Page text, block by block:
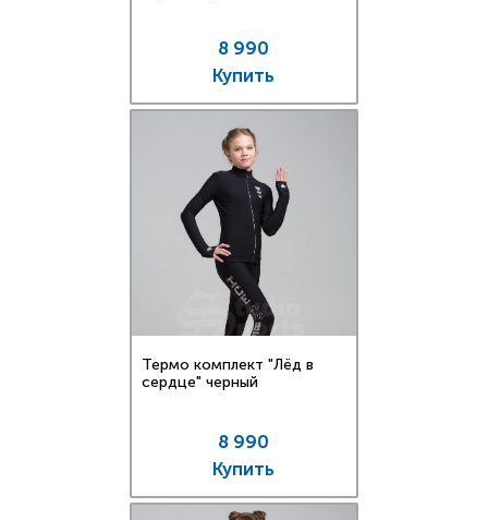
8 990
Купить
Термо комплект "Лёд в
сердце" черный
8 990
Купить